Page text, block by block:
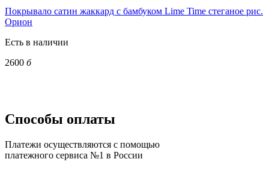
Покрывало сатин жаккард с бамбуком Lime Time стеганое рис.
Орион
Есть в наличии
2600 б
Способы оплаты
Платежи осуществляются с помощью
платежного сервиса №1 в России